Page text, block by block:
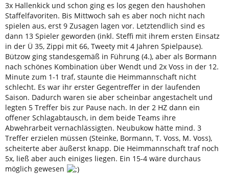
3x Hallenkick und schon ging es los gegen den haushohen
Staffelfavoriten. Bis Mittwoch sah es aber noch nicht nach
spielen aus, erst 9 Zusagen lagen vor. Letztendlich sind es
dann 13 Spieler geworden (inkl. Steffi mit ihrem ersten Einsatz
in der Ü 35, Zippi mit 66, Tweety mit 4 Jahren Spielpause).
Bützow ging standesgemäß in Führung (4.), aber als Bormann
nach schönes Kombination über Wendt und 2x Voss in der 12.
Minute zum 1-1 traf, staunte die Heimmannschaft nicht
schlecht. Es war ihr erster Gegentreffer in der laufenden
Saison. Dadurch waren sie aber scheinbar angestachelt und
legten 5 Treffer bis zur Pause nach. In der 2 HZ dann ein
offener Schlagabtausch, in dem beide Teams ihre
Abwehrarbeit vernachlässigten. Neubukow hätte mind. 3
Treffer erzielen müssen (Steinke, Bormann, T. Voss, M. Voss),
scheiterte aber äußerst knapp. Die Heimmannschaft traf noch
5x, ließ aber auch einiges liegen. Ein 15-4 wäre durchaus
möglich gewesen